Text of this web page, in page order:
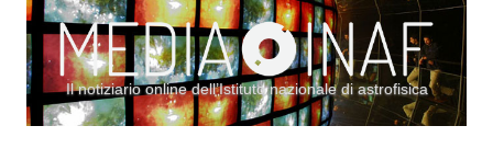
Il notiziario online dell’Istituto nazionale di astrofisica